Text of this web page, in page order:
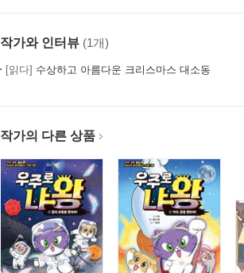
작가와 인터뷰 (1개)
[읽다] 수상하고 아름다운 크리스마스 대소동
작가의 다른 상품